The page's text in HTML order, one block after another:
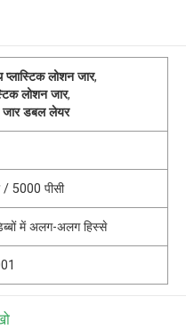
लोशन जार,
लोशन जार,
जार डबल लेयर
/ 5000 पीसी
में अलग-अलग हिस्से